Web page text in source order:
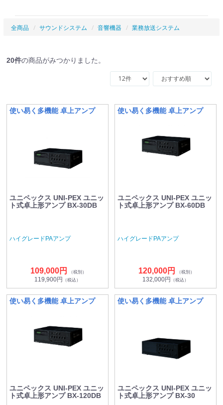
全商品 サウンドシステム 音響機器 業務放送システム
20件の商品がみつかりました。
使い易く多機能 卓上アンプ
ユニペックス UNI-PEX ユニッ
ト式卓上形アンプ BX-30DB
ハイグレードPAアンプ
109,000円 （税別）
119,900円 （税込）
使い易く多機能 卓上アンプ
ユニペックス UNI-PEX ユニッ
ト式卓上形アンプ BX-60DB
ハイグレードPAアンプ
120,000円 （税別）
132,000円 （税込）
使い易く多機能 卓上アンプ
ユニペックス UNI-PEX ユニッ
ト式卓上形アンプ BX-120DB
使い易く多機能 卓上アンプ
ユニペックス UNI-PEX ユニッ
ト式卓上形アンプ BX-30